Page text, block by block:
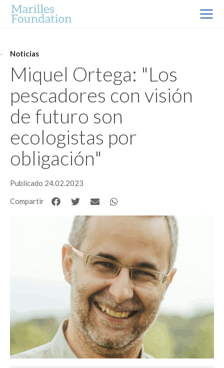
Noticias
Miquel Ortega: "Los
pescadores con visión
de futuro son
ecologistas por
obligación"
Publicado 24.02.2023
Compartir